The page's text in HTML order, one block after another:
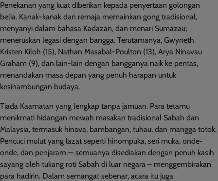
Penekanan yang kuat diberikan kepada penyertaan golongan
belia. Kanak-kanak dan remaja memainkan gong tradisional,
menyanyi dalam bahasa Kadazan, dan menari Sumazau;
meneruskan legasi dengan bangga. Terutamanya, Gwyneth
Kristen Kiloh (15), Nathan Masabal-Poulton (13), Arya Ninavau
Graham (9), dan lain-lain dengan bangganya naik ke pentas,
menandakan masa depan yang penuh harapan untuk
kesinambungan budaya.
Tiada Kaamatan yang lengkap tanpa jamuan. Para tetamu
menikmati hidangan mewah masakan tradisional Sabah dan
Malaysia, termasuk hinava, bambangan, tuhau, dan mangga totok.
Pencuci mulut yang lazat seperti hinompuka, seri muka, onde-
onde, dan penjaram — semuanya disediakan dengan penuh kasih
sayang oleh tukang roti Sabah di luar negara – menggembirakan
para hadirin. Dalam semangat sebenar, acara itu juga